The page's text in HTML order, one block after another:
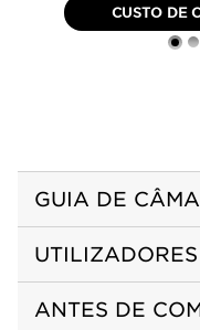
CUSTO DE
GUIA DE
ANTES DE